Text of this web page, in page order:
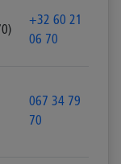
+32 60 21
06 70
067 34 79
70